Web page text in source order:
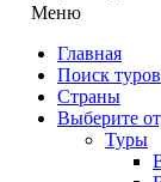
Меню
Главная
Поиск туров
Страны
Выберите
Туры